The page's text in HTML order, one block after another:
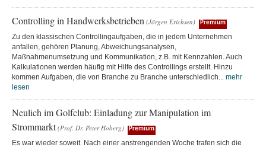
Controlling in Handwerksbetrieben (Jörgen Erichsen) Premium
Zu den klassischen Controllingaufgaben, die in jedem Unternehmen
anfallen, gehören Planung, Abweichungsanalysen,
Maßnahmenumsetzung und Kommunikation, z.B. mit Kennzahlen. Auch
Kalkulationen werden häufig mit Hilfe des Controllings erstellt. Hinzu
kommen Aufgaben, die von Branche zu Branche unterschiedlich... mehr
lesen
Neulich im Golfclub: Einladung zur Manipulation im
Strommarkt (Prof. Dr. Peter Hoberg) Premium
Es war wieder soweit. Nach einer anstrengenden Woche trafen sich die